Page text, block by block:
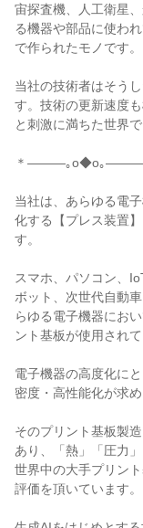
宙探査機、人工衛星
る機器や部品に使わ
で作られたモノです。
当社の技術者はそう
す。技術の更新速度
と刺激に満ちた世界で
＊―――｡o◆o｡
当社は、あらゆる電
化する【プレス装置
す。
スマホ、パソコン、
ボット、次世代自動
らゆる電子機器にお
ント基板が使用されて
電子機器の高度化に
密度・高性能化が求め
そのプリント基板製
あり、「熱」「圧力
世界中の大手プリン
評価を頂いています。